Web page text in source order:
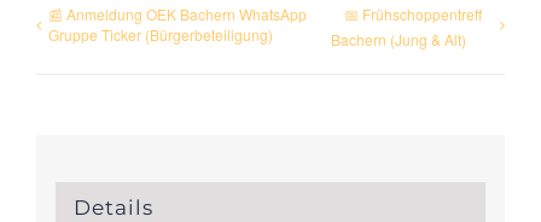
📰 Anmeldung OEK Bachern WhatsApp
Gruppe Ticker (Bürgerbeteiligung)
📅 Frühschoppentreff
Bachern (Jung & Alt)
Details